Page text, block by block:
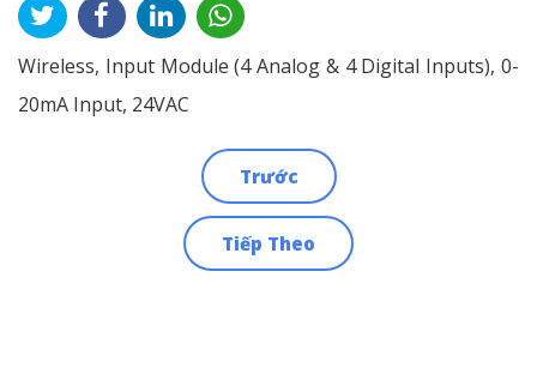
Wireless, Input Module (4 Analog & 4 Digital Inputs), 0-
20mA Input, 24VAC
Trước
Tiếp Theo